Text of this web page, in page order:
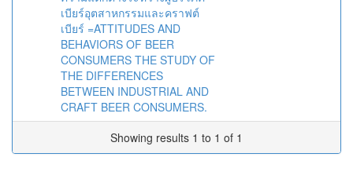
เบียร์อุตสาหกรรมและคราฟต์
เบียร์ =ATTITUDES AND
BEHAVIORS OF BEER
CONSUMERS THE STUDY OF
THE DIFFERENCES
BETWEEN INDUSTRIAL AND
CRAFT BEER CONSUMERS.
Showing results 1 to 1 of 1